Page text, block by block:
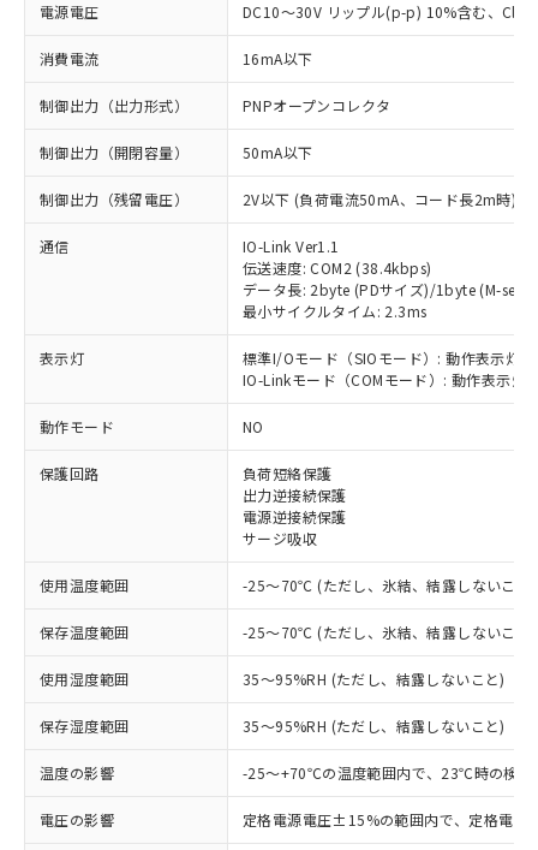
電源電圧 DC10～30V リップル(p-p) 10%含む、
消費電流 16mA以下
制御出力（出力形式） PNPオープンコレクタ
制御出力（開閉容量） 50mA以下
制御出力（残留電圧） 2V以下 (負荷電流50mA、コード長2m時)
通信
IO-Link Ver1.1
伝送速度: COM2 (38.4kbps)
データ長: 2byte (PDサイズ)/1byte (M-
最小サイクルタイム: 2.3ms
表示灯
標準I/Oモード（SIOモード）: 動作表示灯(
IO-Linkモード（COMモード）: 動作表示
動作モード NO
保護回路
負荷短絡保護
出力逆接続保護
電源逆接続保護
サージ吸収
使用温度範囲 -25～70℃ (ただし、氷結、結露しないこと)
保存温度範囲 -25～70℃ (ただし、氷結、結露しないこと)
使用湿度範囲 35～95%RH (ただし、結露しないこと)
保存湿度範囲 35～95%RH (ただし、結露しないこと)
温度の影響 -25～+70℃の温度範囲内で、23℃時の検
電圧の影響 定格電源電圧±15%の範囲内で、定格電
ご利用条件
以下の条件をお読みいただき、同意のうえ
ご利用ください。
本サービスは、当社制御機器事業取扱
商品の当社在庫状況および標準価格
(税抜)を提供させていただくもので
当社制御機器事業取扱商品の中には、
本サービスの対象外となる商品もある
※1 対応状況
対応済み：EU RoHS指令（10物質）の
非含有に対応した製品が提供可能な商品で
対応予定：EU RoHS指令（10物質）の非含
有に対応した製品に切り替える予定のある
対応予定なし：EU RoHS指令（10物質）の
非含有に非対応の商品で、対応品を出す予
定はありません。
調査・確認中：EU RoHS指令（10物質）の
非含有の対応状況を調査中または確認中の
非該当品：ライセンス料など無形物で、有
害物質有無と関係のない商品です。
仕入先様の事情により、非含有部品として
※1 中国RoHS○×表
「○」：最大均質材料含有率が中国RoHSの
基準値以下であることを示します。
「×」：最大均質材料含有率が中国RoHSの